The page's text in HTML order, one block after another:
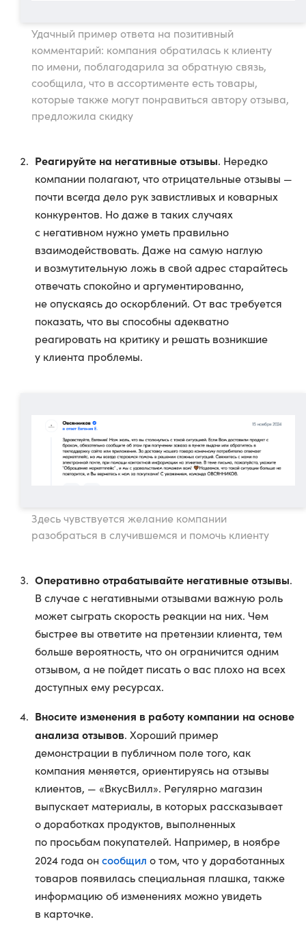
Удачный пример ответа на позитивный
комментарий: компания обратилась к клиенту
по имени, поблагодарила за обратную связь,
сообщила, что в ассортименте есть товары,
которые также могут понравиться автору отзыва,
предложила скидку
Реагируйте на негативные отзывы. Нередко
компании полагают, что отрицательные отзывы —
почти всегда дело рук завистливых и коварных
конкурентов. Но даже в таких случаях
с негативном нужно уметь правильно
взаимодействовать. Даже на самую наглую
и возмутительную ложь в свой адрес старайтесь
отвечать спокойно и аргументированно,
не опускаясь до оскорблений. От вас требуется
показать, что вы способны адекватно
реагировать на критику и решать возникшие
у клиента проблемы.
Здесь чувствуется желание компании
разобраться в случившемся и помочь клиенту
Оперативно отрабатывайте негативные отзывы.
В случае с негативными отзывами важную роль
может сыграть скорость реакции на них. Чем
быстрее вы ответите на претензии клиента, тем
больше вероятность, что он ограничится одним
отзывом, а не пойдет писать о вас плохо на всех
доступных ему ресурсах.
Вносите изменения в работу компании на основе
анализа отзывов. Хороший пример
демонстрации в публичном поле того, как
компания меняется, ориентируясь на отзывы
клиентов, — «ВкусВилл». Регулярно магазин
выпускает материалы, в которых рассказывает
о доработках продуктов, выполненных
по просьбам покупателей. Например, в ноябре
2024 года он сообщил о том, что у доработанных
товаров появилась специальная плашка, также
информацию об изменениях можно увидеть
в карточке.